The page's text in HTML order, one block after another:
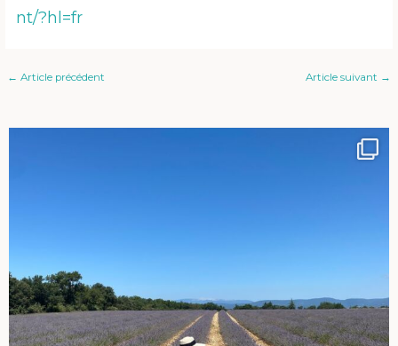
nt/?hl=fr
← Article précédent Article suivant →